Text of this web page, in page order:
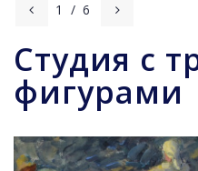
1 / 6
Студия с
фигурами